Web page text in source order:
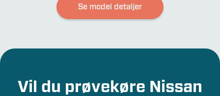
Se model detaljer
Vil du prøvekøre Nissan